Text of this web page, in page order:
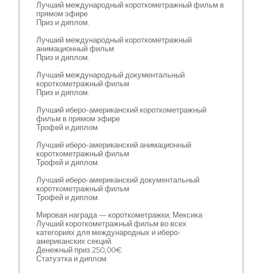
Лучший международный короткометражный фильм в
прямом эфире
Приз и диплом.
Лучший международный короткометражный
анимационный фильм
Приз и диплом.
Лучший международный документальный
короткометражный фильм
Приз и диплом.
Лучший иберо-американский короткометражный
фильм в прямом эфире
Трофей и диплом.
Лучший иберо-американский анимационный
короткометражный фильм
Трофей и диплом.
Лучший иберо-американский документальный
короткометражный фильм
Трофей и диплом.
Мировая награда — короткометражки, Мексика
Лучший короткометражный фильм во всех
категориях для международных и иберо-
американских секций.
Денежный приз 250,00€
Статуэтка и диплом.